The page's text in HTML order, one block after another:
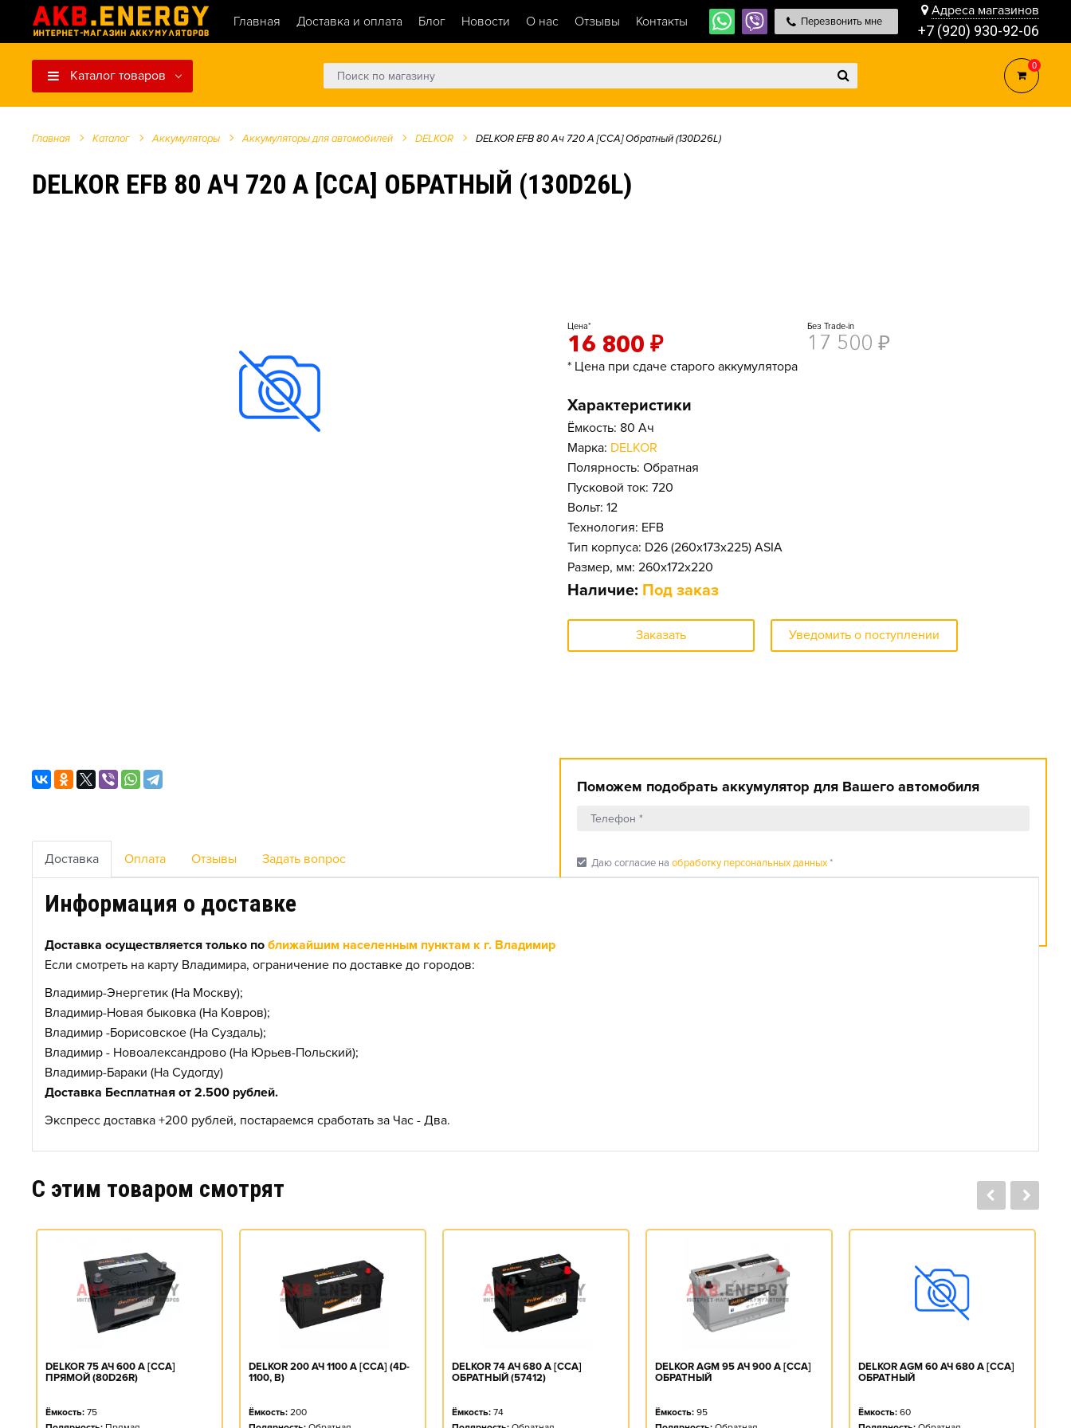
Главная Доставка и оплата Блог Новости О нас Отзывы Контакты Перезвонить мне
Адреса магазинов
+7 (920) 930-92-06
Каталог товаров
0
Главная Каталог Аккумуляторы Аккумуляторы для автомобилей DELKOR DELKOR EFB 80 Ач 720 А [CCA] Обратный (130D26L)
DELKOR EFB 80 АЧ 720 А [CCA] ОБРАТНЫЙ (130D26L)
Цена*
16 800 ₽
Без Trade-in
17 500 ₽
* Цена при сдаче старого аккумулятора
Характеристики
Ёмкость: 80 Ач
Марка: DELKOR
Полярность: Обратная
Пусковой ток: 720
Вольт: 12
Технология: EFB
Тип корпуса: D26 (260x173x225) ASIA
Размер, мм: 260x172x220
Наличие: Под заказ
Заказать Уведомить о поступлении
Поможем подобрать аккумулятор для Вашего автомобиля
check_box Даю согласие на обработку персональных данных*
Доставка Оплата Отзывы Задать вопрос
Информация о доставке
Доставка осуществляется только по ближайшим населенным пунктам к г. Владимир
Если смотреть на карту Владимира, ограничение по доставке до городов:
Владимир-Энергетик (На Москву);
Владимир-Новая быковка (На Ковров);
Владимир -Борисовское (На Суздаль);
Владимир - Новоалександрово (На Юрьев-Польский);
Владимир-Бараки (На Судогду)
Доставка Бесплатная от 2.500 рублей.
Экспресс доставка +200 рублей, постараемся сработать за Час - Два.
C этим товаром смотрят
DELKOR 75 АЧ 600 А [CCA]
ПРЯМОЙ (80D26R)
Ёмкость: 75
DELKOR 200 АЧ 1100 А [CCA] (4D-
1100, B)
Ёмкость: 200
DELKOR 74 АЧ 680 А [CCA]
ОБРАТНЫЙ (57412)
Ёмкость: 74
DELKOR AGM 95 АЧ 900 А [CCA]
ОБРАТНЫЙ
Ёмкость: 95
DELKOR AGM 60 АЧ 680 А [CCA]
ОБРАТНЫЙ
Ёмкость: 60